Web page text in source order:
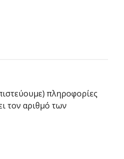
πληροφορίες
τον αριθμό των